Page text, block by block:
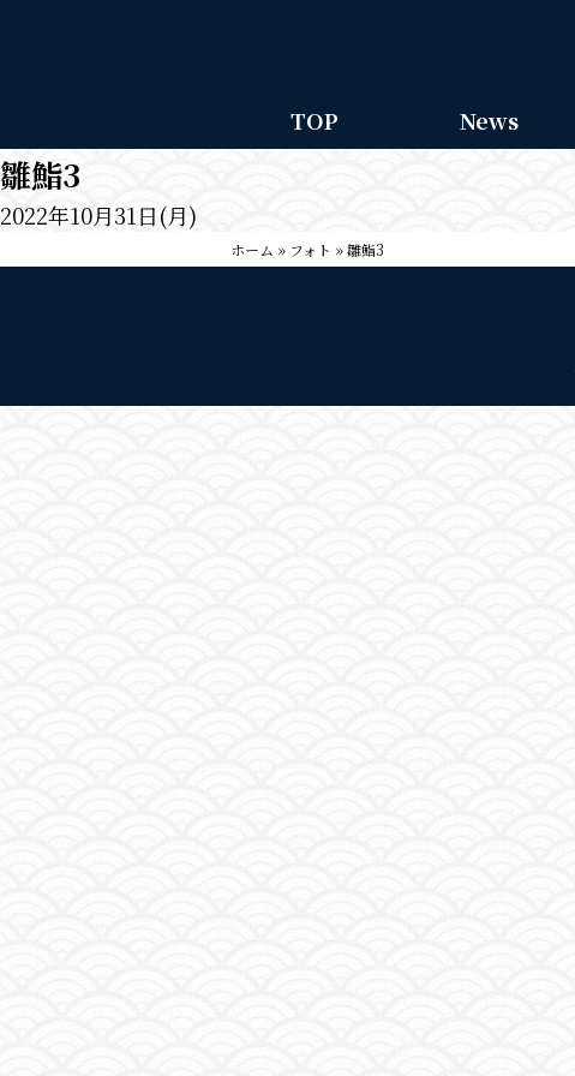
TOP News
雛鮨3
2022年10月31日(月)
ホーム » フォト »雛鮨3